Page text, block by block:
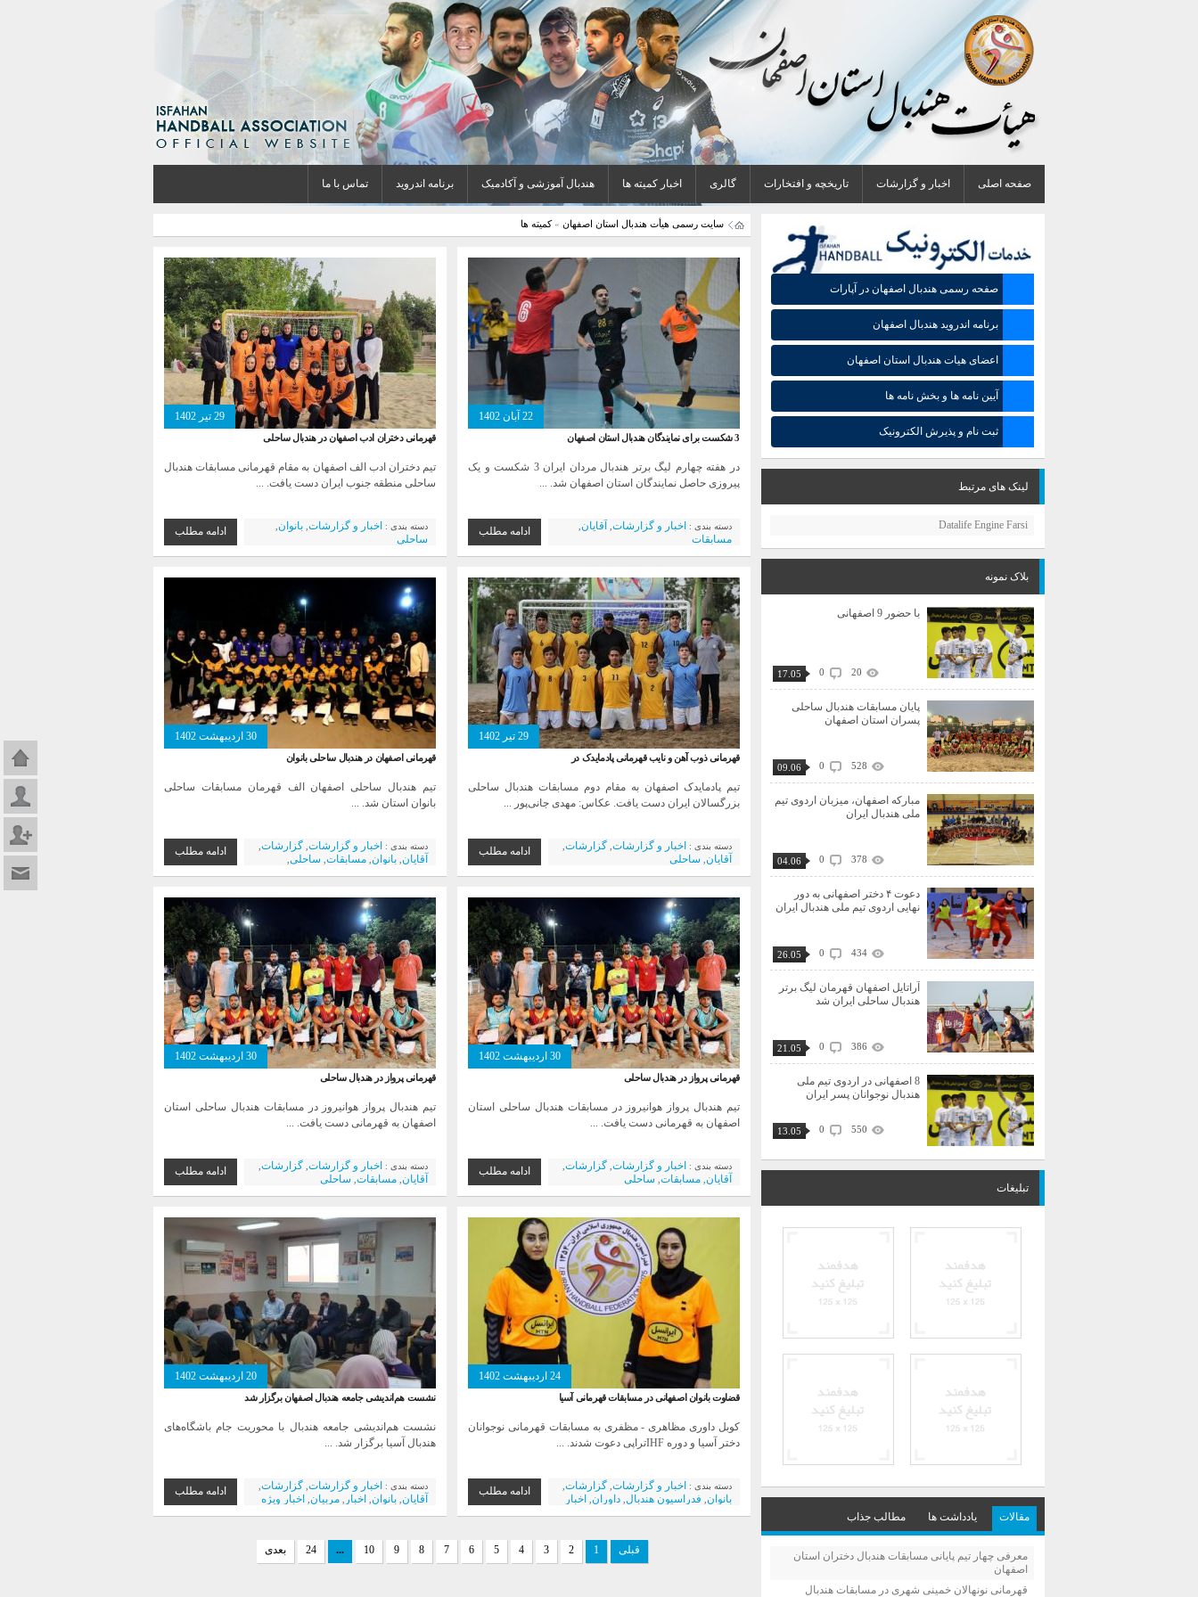
صفحه
ورود
عضویت
تماس با
صفحه اصلی اخبار و گزارشات تاریخچه و افتخارات گالری اخبار کمیته ها هندبال آموزشی و آکادمیک برنامه اندروید تماس با ما
ثبت نام و پذیرش الکترونیک
آیین نامه ها و بخش نامه ها
اعضای هیات هندبال استان اصفهان
برنامه اندروید هندبال اصفهان
صفحه رسمی هندبال اصفهان در آپارات
لینک های مرتبط
Datalife Engine Farsi
بلاک نمونه
با حضور 9 اصفهانی
17.05 20
0
پایان مسابقات هندبال ساحلی
پسران استان اصفهان
09.06 528
0
مبارکه اصفهان، میزبان اردوی تیم
ملی هندبال ایران
04.06 378
0
دعوت ۴ دختر اصفهانی به دور
نهایی اردوی تیم ملی هندبال ایران
26.05 434
0
آراتایل اصفهان قهرمان لیگ برتر
هندبال ساحلی ایران شد
21.05 386
0
8 اصفهانی در اردوی تیم ملی
هندبال نوجوانان پسر ایران
13.05 550
0
تبلیغات
مقالات یادداشت ها مطالب جذاب
معرفی چهار تیم پایانی مسابقات هندبال دختران استان
اصفهان
قهرمانی نونهالان خمینی شهری در مسابقات هندبال
سایت رسمی هیأت هندبال استان اصفهان »کمیته ها
22 آبان 1402
3 شکست برای نمایندگان هندبال استان اصفهان
در هفته چهارم لیگ برتر هندبال مردان ایران 3 شکست و یک
پیروزی حاصل نمایندگان استان اصفهان شد. ...
دسته بندی : اخبار و گزارشات آقایان
مسابقات
ادامه مطلب
29 تیر 1402
قهرمانی دختران ادب اصفهان در هندبال ساحلی
تیم دختران ادب الف اصفهان به مقام قهرمانی مسابقات هندبال
ساحلی منطقه جنوب ایران دست یافت. ...
دسته بندی : اخبار و گزارشات بانوان
ساحلی
ادامه مطلب
29 تیر 1402
قهرمانی ذوب آهن و نایب قهرمانی پادمایدک در
تیم پادمایدک اصفهان به مقام دوم مسابقات هندبال ساحلی
بزرگسالان ایران دست یافت. عکاس: مهدی جانی‌پور ...
دسته بندی : اخبار و گزارشات گزارشات
آقایان ساحلی
ادامه مطلب
30 اردیبهشت 1402
قهرمانی اصفهان در هندبال ساحلی بانوان
تیم هندبال ساحلی اصفهان الف قهرمان مسابقات ساحلی
بانوان استان شد. ...
دسته بندی : اخبار و گزارشات گزارشات
آقایان بانوان مسابقات ساحلی
ادامه مطلب
30 اردیبهشت 1402
قهرمانی پرواز در هندبال ساحلی
تیم هندبال پرواز هوانیروز در مسابقات هندبال ساحلی استان
اصفهان به قهرمانی دست یافت. ...
دسته بندی : اخبار و گزارشات گزارشات
آقایان مسابقات ساحلی
ادامه مطلب
30 اردیبهشت 1402
قهرمانی پرواز در هندبال ساحلی
تیم هندبال پرواز هوانیروز در مسابقات هندبال ساحلی استان
اصفهان به قهرمانی دست یافت. ...
دسته بندی : اخبار و گزارشات گزارشات
آقایان مسابقات ساحلی
ادامه مطلب
24 اردیبهشت 1402
قضاوت بانوان اصفهانی در مسابقات قهرمانی آسیا
کوبل داوری مظاهری - مظفری به مسابقات قهرمانی نوجوانان
دختر آسیا و دوره IHFتراپی دعوت شدند. ...
دسته بندی : اخبار و گزارشات گزارشات
بانوان فدراسیون هندبال داوران
اخبار
ادامه مطلب
20 اردیبهشت 1402
نشست هم‌اندیشی جامعه هندبال اصفهان برگزار شد
نشست هم‌اندیشی جامعه هندبال با محوریت جام باشگاه‌‌های
هندبال آسیا برگزار شد. ...
دسته بندی : اخبار و گزارشات گزارشات
آقایان بانوان اخبار مربیان اخبار ویژه
ادامه مطلب
قبلی 1
2
3
4
5
6
7
8
9
10
...
24 بعدی